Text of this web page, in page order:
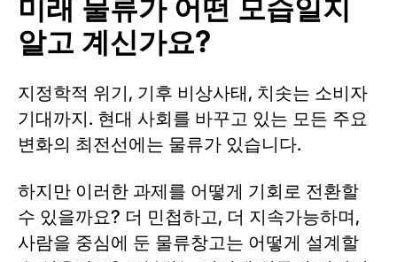
미래 물류가 어떤 모습일지
알고 계신가요?
지정학적 위기, 기후 비상사태, 치솟는 소비자
기대까지. 현대 사회를 바꾸고 있는 모든 주요
변화의 최전선에는 물류가 있습니다.
하지만 이러한 과제를 어떻게 기회로 전환할
수 있을까요? 더 민첩하고, 더 지속가능하며,
사람을 중심에 둔 물류창고는 어떻게 설계할